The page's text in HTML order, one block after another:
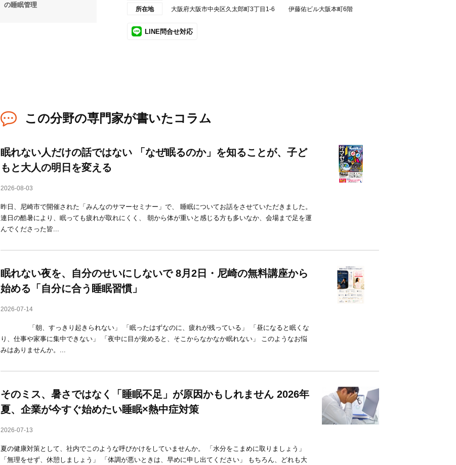
の睡眠管理
所在地 大阪府大阪市中央区久太郎町3丁目1-6 伊藤佑ビル大阪本町6階
LINE問合せ対応
この分野の専門家が書いたコラム
眠れない人だけの話ではない 「なぜ眠るのか」を知ることが、子ど
もと大人の明日を変える
2026-08-03
昨日、尼崎市で開催された「みんなのサマーセミナー」で、 睡眠についてお話をさせていただきました。
連日の酷暑により、眠っても疲れが取れにくく、 朝から体が重いと感じる方も多いなか、会場まで足を運
んでくださった皆...
眠れない夜を、自分のせいにしないで 8月2日・尼崎の無料講座から
始める「自分に合う睡眠習慣」
2026-07-14
「朝、すっきり起きられない」 「眠ったはずなのに、疲れが残っている」 「昼になると眠くな
り、仕事や家事に集中できない」 「夜中に目が覚めると、そこからなかなか眠れない」 このようなお悩
みはありませんか。...
そのミス、暑さではなく「睡眠不足」が原因かもしれません 2026年
夏、企業が今すぐ始めたい睡眠×熱中症対策
2026-07-13
夏の健康対策として、社内でこのような呼びかけをしていませんか。 「水分をこまめに取りましょう」
「無理をせず、休憩しましょう」 「体調が悪いときは、早めに申し出てください」 もちろん、どれも大